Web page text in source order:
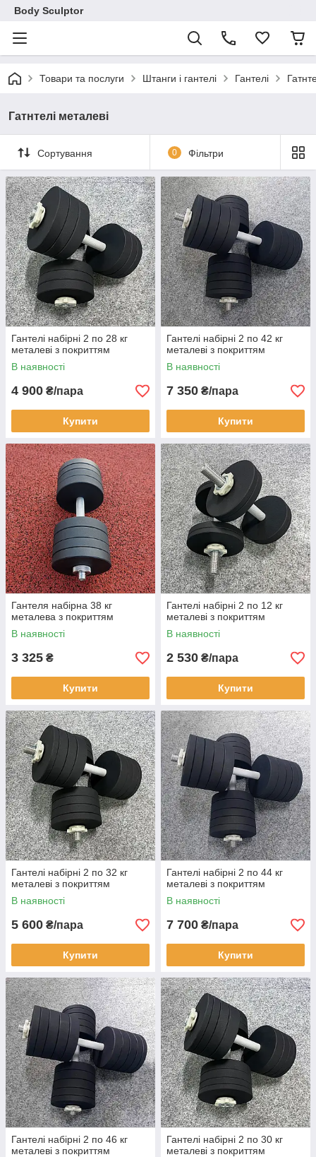
Body Sculptor
Товари та послуги Штанги і гантелі Гантелі
Гатнтелі металеві
Сортування 0 Фільтри
Гантелі набірні 2 по 28 кг
металеві з покриттям
В наявності
4 900 ₴/пара
Купити
Гантелі набірні 2 по 42 кг
металеві з покриттям
В наявності
7 350 ₴/пара
Купити
Гантеля набірна 38 кг
металева з покриттям
В наявності
3 325 ₴
Купити
Гантелі набірні 2 по 12 кг
металеві з покриттям
В наявності
2 530 ₴/пара
Купити
Гантелі набірні 2 по 32 кг
металеві з покриттям
В наявності
5 600 ₴/пара
Купити
Гантелі набірні 2 по 44 кг
металеві з покриттям
В наявності
7 700 ₴/пара
Купити
Гантелі набірні 2 по 46 кг
металеві з покриттям
Гантелі набірні 2 по 30 кг
металеві з покриттям